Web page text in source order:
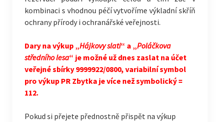
kombinaci s vhodnou péčí vytvoříme výkladní skříň
ochrany přírody i ochranářské veřejnosti.
Dary na výkup „Hájkovy slati“ a „Poláčkova
středního lesa“ je možné už dnes zaslat na účet
veřejné sbírky 9999922/0800, variabilní symbol
pro výkup PR Zbytka je více než symbolický =
112.
Pokud si přejete přednostně přispět na výkup